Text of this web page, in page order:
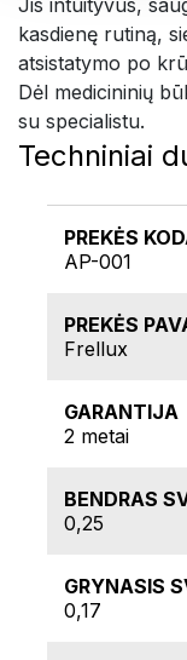
Jis intuityvus,
kasdienę rutiną,
atsistatymo po
Dėl medicininių
su specialistu.
Techniniai
PREKĖS
AP-001
PREKĖS
Frellux
GARANTIJA
2 metai
BENDRAS
0,25
GRYNASIS
0,17